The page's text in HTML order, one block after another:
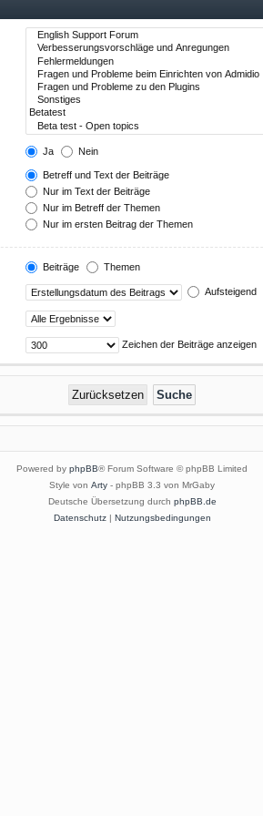
Ja Nein
Betreff und Text der Beiträge
Nur im Text der Beiträge
Nur im Betreff der Themen
Nur im ersten Beitrag der Themen
Beiträge Themen
Aufsteigend
Zeichen der Beiträge anzeigen
Powered by phpBB® Forum Software © phpBB Limited
Style von Arty - phpBB 3.3 von MrGaby
Deutsche Übersetzung durch phpBB.de
Datenschutz| Nutzungsbedingungen